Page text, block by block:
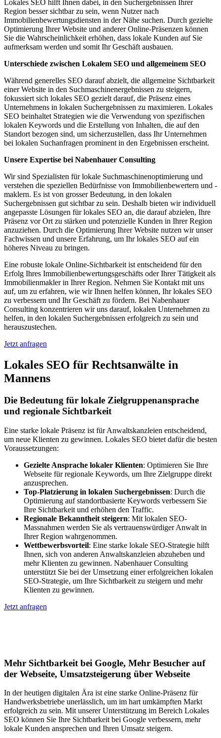
Lokales SEO hilft Ihnen dabei, in den Suchergebnissen Ihrer
Region besser sichtbar zu sein, wenn Nutzer nach
Immobilienbewertungsdiensten in der Nähe suchen. Durch gezielte
Optimierung Ihrer Website und anderer Online-Präsenzen können
Sie die Wahrscheinlichkeit erhöhen, dass lokale Kunden auf Sie
aufmerksam werden und somit Ihr Geschäft ausbauen.
Unterschiede zwischen Lokalem SEO und allgemeinem SEO
Während generelles SEO darauf abzielt, die allgemeine Sichtbarkeit
einer Website in den Suchmaschinenergebnissen zu steigern,
fokussiert sich lokales SEO gezielt darauf, die Präsenz eines
Unternehmens in lokalen Suchergebnissen zu maximieren. Lokales
SEO beinhaltet Strategien wie die Verwendung von spezifischen
lokalen Keywords und die Erstellung von Inhalten, die auf den
Standort bezogen sind, um sicherzustellen, dass Ihr Unternehmen
bei lokalen Suchanfragen prominent in den Ergebnissen erscheint.
Unsere Expertise bei Nabenhauer Consulting
Wir sind Spezialisten für lokale Suchmaschinenoptimierung und
verstehen die speziellen Bedürfnisse von Immobilienbewertern und -
maklern. Es ist von grosser Bedeutung, in den lokalen
Suchergebnissen gut sichtbar zu sein. Deshalb bieten wir individuell
angepasste Lösungen für lokales SEO an, die darauf abzielen, Ihre
Präsenz vor Ort zu stärken und potenzielle Kunden in Ihrer Region
anzuziehen. Durch die Optimierung Ihrer Website nutzen wir unser
Fachwissen und unsere Erfahrung, um Ihr lokales SEO auf ein
höheres Niveau zu bringen.
Eine robuste lokale Online-Sichtbarkeit ist entscheidend für den
Erfolg Ihres Immobilienbewertungsgeschäfts oder Ihrer Tätigkeit als
Immobilienmakler in Ihrer Region. Nehmen Sie Kontakt mit uns
auf, um zu erfahren, wie wir Ihnen helfen können, Ihr lokales SEO
zu verbessern und Ihr Geschäft zu fördern. Bei Nabenhauer
Consulting konzentrieren wir uns darauf, lokalen Unternehmen zu
helfen, in den lokalen Suchergebnissen erfolgreich zu sein und
herauszustechen.
Jetzt anfragen
Lokales SEO für Rechtsanwälte in
Mannens
Die Bedeutung für lokale Zielgruppenansprache
und regionale Sichtbarkeit
Eine starke lokale Präsenz ist für Anwaltskanzleien entscheidend,
um neue Klienten zu gewinnen. Lokales SEO bietet dafür die besten
Voraussetzungen:
Gezielte Ansprache lokaler Klienten: Optimieren Sie Ihre
Webseite für regionale Keywords, um Ihre Zielgruppe direkt
anzusprechen.
Top-Platzierung in lokalen Suchergebnissen: Durch die
Optimierung auf standortbasierte Keywords verbessern Sie
Ihre Sichtbarkeit und erhöhen den Traffic.
Regionale Bekanntheit steigern: Mit lokalen SEO-
Massnahmen werden Sie als vertrauenswürdiger Anwalt in
Ihrer Region wahrgenommen.
Wettbewerbsvorteil: Eine starke lokale SEO-Strategie hilft
Ihnen, sich von anderen Anwaltskanzleien abzuheben und
mehr Klienten zu gewinnen. Nabenhauer Consulting
unterstützt Sie bei der Umsetzung einer erfolgreichen lokalen
SEO-Strategie, um Ihre Sichtbarkeit zu steigern und mehr
Klienten zu gewinnen.
Jetzt anfragen
Mehr Sichtbarkeit bei Google, Mehr Besucher auf
der Webseite, Umsatzsteigerung über Webseite
In der heutigen digitalen Ära ist eine starke Online-Präsenz für
Handwerksbetriebe unerlässlich, um im hart umkämpften Markt
erfolgreich zu sein. Mit unserer Unterstützung im Bereich Lokales
SEO können Sie Ihre Sichtbarkeit bei Google verbessern, mehr
lokale Kunden ansprechen und Ihren Umsatz steigern.